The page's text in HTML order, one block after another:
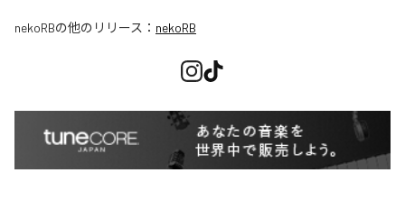
nekoRBの他のリリース： nekoRB